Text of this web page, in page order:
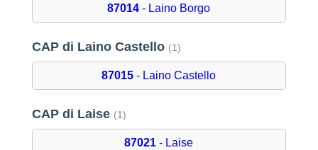
87014 - Laino Borgo
CAP di Laino Castello (1)
87015 - Laino Castello
CAP di Laise (1)
87021 - Laise